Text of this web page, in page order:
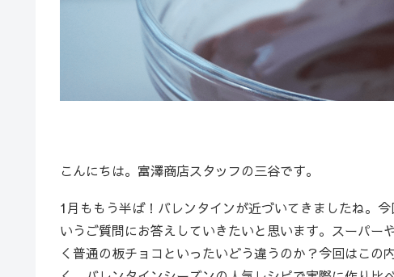
こんにちは。富澤商店スタッフの三谷です。
1月ももう半ば！バレンタインが近づいてきましたね。
いうご質問にお答えしていきたいと思います。スーパ
く普通の板チョコといったいどう違うのか？今回はこ